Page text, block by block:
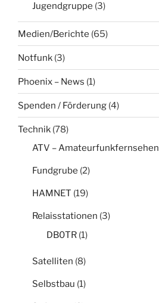
Jugendgruppe (3)
Medien/Berichte (65)
Notfunk (3)
Phoenix – News (1)
Spenden / Förderung (4)
Technik (78)
ATV – Amateurfunkfernsehen
Fundgrube (2)
HAMNET (19)
Relaisstationen (3)
DB0TR (1)
Satelliten (8)
Selbstbau (1)